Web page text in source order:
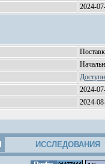
2024-
2024-
2024-
ИССЛЕДОВАНИЯ